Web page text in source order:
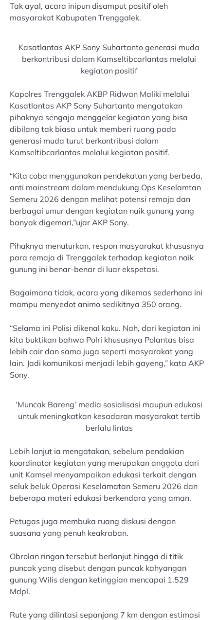
Tak ayal, acara inipun disamput positif oleh
masyarakat Kabupaten Trenggalek.
Kasatlantas AKP Sony Suhartanto generasi muda
berkontribusi dalam Kamseltibcarlantas melalui
kegiatan positif
Kapolres Trenggalek AKBP Ridwan Maliki melalui
Kasatlantas AKP Sony Suhartanto mengatakan
pihaknya sengaja menggelar kegiatan yang bisa
dibilang tak biasa untuk memberi ruang pada
generasi muda turut berkontribusi dalam
Kamseltibcarlantas melalui kegiatan positif.
“Kita coba menggunakan pendekatan yang berbeda,
anti mainstream dalam mendukung Ops Keselamtan
Semeru 2026 dengan melihat potensi remaja dan
berbagai umur dengan kegiatan naik gunung yang
banyak digemari,”ujar AKP Sony.
Pihaknya menuturkan, respon masyarakat khususnya
para remaja di Trenggalek terhadap kegiatan naik
gunung ini benar-benar di luar ekspetasi.
Bagaimana tidak, acara yang dikemas sederhana ini
mampu menyedot animo sedikitnya 350 orang.
“Selama ini Polisi dikenal kaku. Nah, dari kegiatan ini
kita buktikan bahwa Polri khususnya Polantas bisa
lebih cair dan sama juga seperti masyarakat yang
lain. Jadi komunikasi menjadi lebih gayeng,” kata AKP
Sony.
‘Muncak Bareng’ media sosialisasi maupun edukasi
untuk meningkatkan kesadaran masyarakat tertib
berlalu lintas
Lebih lanjut ia mengatakan, sebelum pendakian
koordinator kegiatan yang merupakan anggota dari
unit Kamsel menyampaikan edukasi terkait dengan
seluk beluk Operasi Keselamatan Semeru 2026 dan
beberapa materi edukasi berkendara yang aman.
Petugas juga membuka ruang diskusi dengan
suasana yang penuh keakraban.
Obrolan ringan tersebut berlanjut hingga di titik
puncak yang disebut dengan puncak kahyangan
gunung Wilis dengan ketinggian mencapai 1.529
Mdpl.
Rute yang dilintasi sepanjang 7 km dengan estimasi